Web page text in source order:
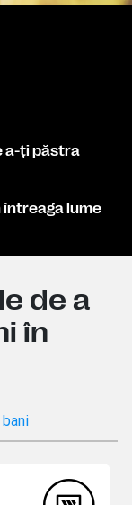
a-ţi păstra
lume
de a
în